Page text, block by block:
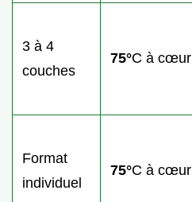
3 à 4
couches
75°C à cœur
Format
individuel
75°C à cœur